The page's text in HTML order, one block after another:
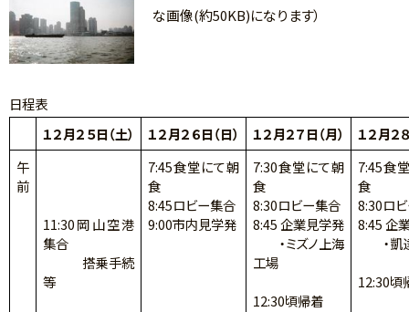
な画像(約50KB)になります）
日程表
１２月２５日（土）
１２月２６日（日） １２月２７日（月）
１２月２
午
前
11:30岡山空港
集合
搭乗手続
等
7:45食堂にて朝
食
8:45ロビー集合
9:00市内見学発
7:30食堂にて朝
食
8:30ロビー集合
8:45 企業見学発
・ミズノ上海
工場
12:30頃帰着
7:45食
食
8:30ロ
8:45 企
・凱
12:30頃